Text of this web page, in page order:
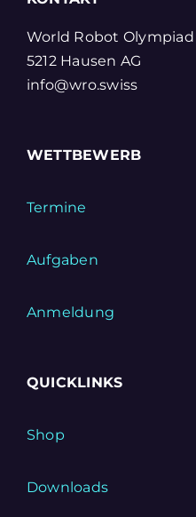
World Robot Olympiad
5212 Hausen AG
info@wro.swiss
WETTBEWERB
Termine
Aufgaben
Anmeldung
QUICKLINKS
Shop
Downloads